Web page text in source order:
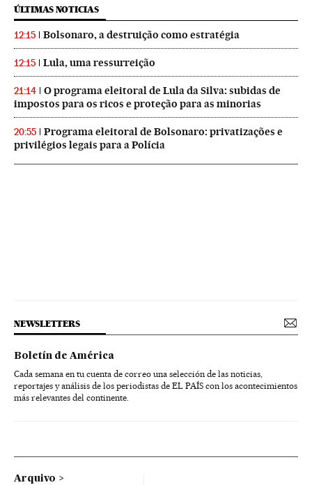
ÚLTIMAS NOTICIAS
12:15 Bolsonaro, a destruição como estratégia
12:15 Lula, uma ressurreição
21:14
O programa eleitoral de Lula da Silva: subidas de
impostos para os ricos e proteção para as minorias
20:55
Programa eleitoral de Bolsonaro: privatizações e
privilégios legais para a Polícia
NEWSLETTERS
Boletín de América
Cada semana en tu cuenta de correo una selección de las noticias,
reportajes y análisis de los periodistas de EL PAÍS con los acontecimientos
más relevantes del continente.
Arquivo